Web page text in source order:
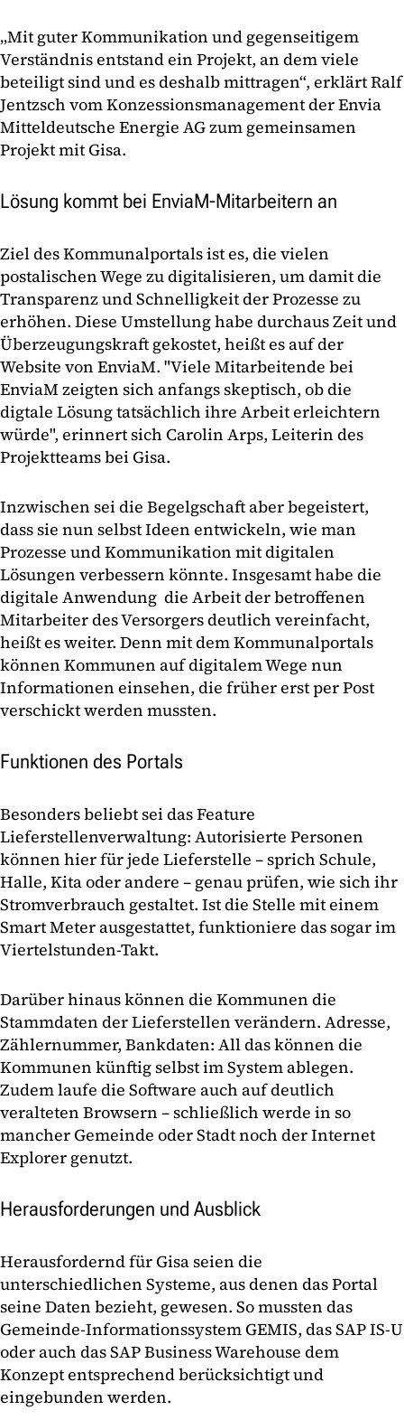
„Mit guter Kommunikation und gegenseitigem
Verständnis entstand ein Projekt, an dem viele
beteiligt sind und es deshalb mittragen“, erklärt Ralf
Jentzsch vom Konzessionsmanagement der Envia
Mitteldeutsche Energie AG zum gemeinsamen
Projekt mit Gisa.
Lösung kommt bei EnviaM-Mitarbeitern an
Ziel des Kommunalportals ist es, die vielen
postalischen Wege zu digitalisieren, um damit die
Transparenz und Schnelligkeit der Prozesse zu
erhöhen. Diese Umstellung habe durchaus Zeit und
Überzeugungskraft gekostet, heißt es auf der
Website von EnviaM. "Viele Mitarbeitende bei
EnviaM zeigten sich anfangs skeptisch, ob die
digtale Lösung tatsächlich ihre Arbeit erleichtern
würde", erinnert sich Carolin Arps, Leiterin des
Projektteams bei Gisa.
Inzwischen sei die Begelgschaft aber begeistert,
dass sie nun selbst Ideen entwickeln, wie man
Prozesse und Kommunikation mit digitalen
Lösungen verbessern könnte. Insgesamt habe die
digitale Anwendung die Arbeit der betroffenen
Mitarbeiter des Versorgers deutlich vereinfacht,
heißt es weiter. Denn mit dem Kommunalportals
können Kommunen auf digitalem Wege nun
Informationen einsehen, die früher erst per Post
verschickt werden mussten.
Funktionen des Portals
Besonders beliebt sei das Feature
Lieferstellenverwaltung: Autorisierte Personen
können hier für jede Lieferstelle – sprich Schule,
Halle, Kita oder andere – genau prüfen, wie sich ihr
Stromverbrauch gestaltet. Ist die Stelle mit einem
Smart Meter ausgestattet, funktioniere das sogar im
Viertelstunden-Takt.
Darüber hinaus können die Kommunen die
Stammdaten der Lieferstellen verändern. Adresse,
Zählernummer, Bankdaten: All das können die
Kommunen künftig selbst im System ablegen.
Zudem laufe die Software auch auf deutlich
veralteten Browsern – schließlich werde in so
mancher Gemeinde oder Stadt noch der Internet
Explorer genutzt.
Herausforderungen und Ausblick
Herausfordernd für Gisa seien die
unterschiedlichen Systeme, aus denen das Portal
seine Daten bezieht, gewesen. So mussten das
Gemeinde-Informationssystem GEMIS, das SAP IS-U
oder auch das SAP Business Warehouse dem
Konzept entsprechend berücksichtigt und
eingebunden werden.